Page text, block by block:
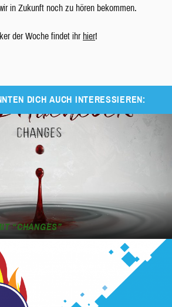
in Zukunft noch zu hören bekommen.
der Woche findet ihr hier!
DICH AUCH INTERESSIEREN:
“CHANGES”